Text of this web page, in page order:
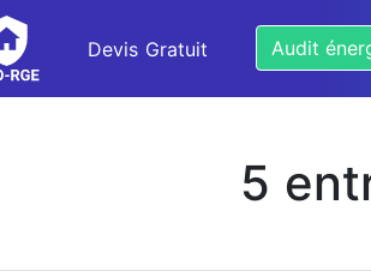
Devis Gratuit Audit
5